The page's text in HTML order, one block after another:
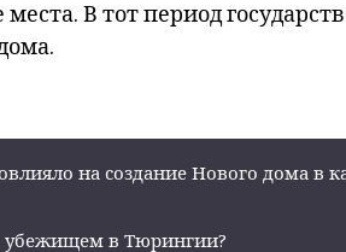
места. В тот период
на создание Нового дома в
в Тюрингии?